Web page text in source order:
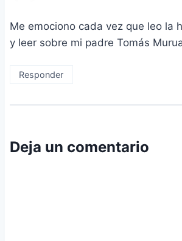
Me emociono cada vez que leo la
y leer sobre mi padre Tomás
Responder
Deja un comentario